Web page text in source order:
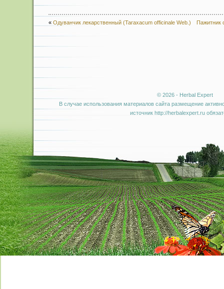
« Одуванчик лекарственный (Taraxacum officinale Web.) Пажитник
© 2026 - Herbal Expert
В случае использования материалов сайта размещение
источник http://herbalexpert.ru